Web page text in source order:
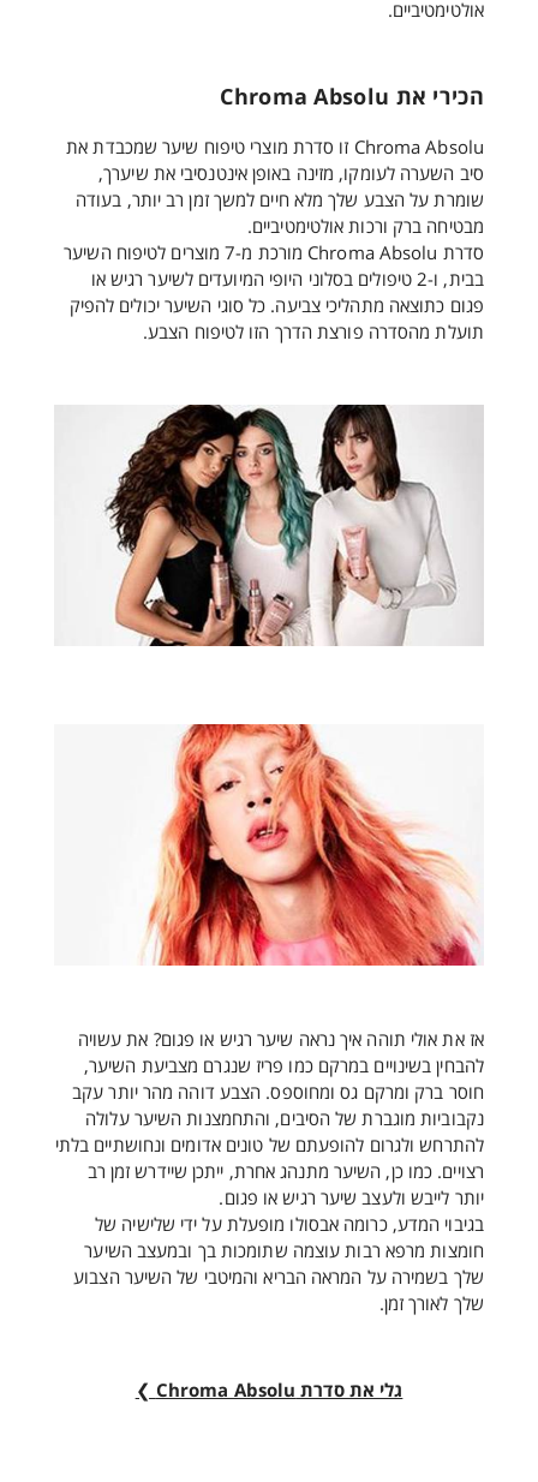
אולטימטיביים.
הכירי את Chroma Absolu
Chroma Absolu זו סדרת מוצרי טיפוח שיער שמכבדת את
סיב השערה לעומקו, מזינה באופן אינטנסיבי את שיערך,
שומרת על הצבע שלך מלא חיים למשך זמן רב יותר, בעודה
מבטיחה ברק ורכות אולטימטיביים.
סדרת Chroma Absolu מורכת מ-7 מוצרים לטיפוח השיער
בבית, ו-2 טיפולים בסלוני היופי המיועדים לשיער רגיש או
פגום כתוצאה מתהליכי צביעה. כל סוגי השיער יכולים להפיק
תועלת מהסדרה פורצת הדרך הזו לטיפוח הצבע.
אז את אולי תוהה איך נראה שיער רגיש או פגום? את עשויה
להבחין בשינויים במרקם כמו פריז שנגרם מצביעת השיער,
חוסר ברק ומרקם גס ומחוספס. הצבע דוהה מהר יותר עקב
נקבוביות מוגברת של הסיבים, והתחמצנות השיער עלולה
להתרחש ולגרום להופעתם של טונים אדומים ונחושתיים בלתי
רצויים. כמו כן, השיער מתנהג אחרת, ייתכן שיידרש זמן רב
יותר לייבש ולעצב שיער רגיש או פגום.
בגיבוי המדע, כרומה אבסולו מופעלת על ידי שלישיה של
חומצות מרפא רבות עוצמה שתומכות בך ובמעצב השיער
שלך בשמירה על המראה הבריא והמיטבי של השיער הצבוע
שלך לאורך זמן.
גלי את סדרת Chroma Absolu ❯